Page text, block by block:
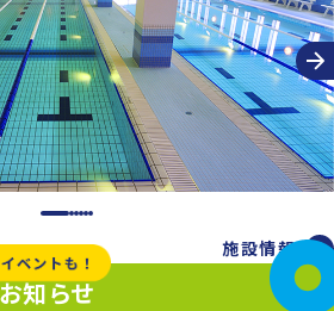
施設情報
知らせ